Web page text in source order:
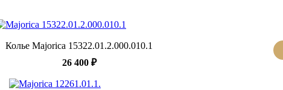
Колье Majorica 15322.01.2.000.010.1
26 400 ₽